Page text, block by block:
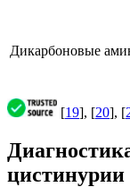
Дикарбоновые
[19], [20], [
цистинурии